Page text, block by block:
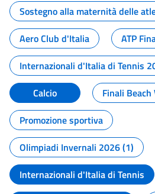
Sostegno alla maternità delle
Aero Club d'Italia
ATP
Internazionali d'Italia di Tennis
Calcio
Finali Beach
Promozione sportiva
Olimpiadi Invernali 2026 (1)
Internazionali d'Italia di Tennis